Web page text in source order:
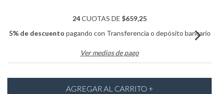
24CUOTAS DE $659,25
5% de descuento pagando con Transferencia o depósito bancario
Ver medios de pago